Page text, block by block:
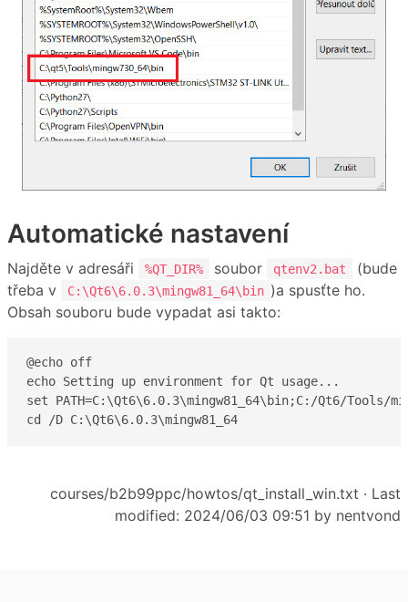
Automatické nastavení
Najděte v adresáři %QT_DIR% soubor qtenv2.bat
(bude
třeba v
C:\Qt6\6.0.3\mingw81_64\bin )a spusťte ho.
Obsah souboru bude vypadat asi takto:
@echo off
echo Setting up environment for Qt usage...
set PATH=C:\Qt6\6.0.3\mingw81_64\bin;C:/Qt6/Tools/
cd /D C:\Qt6\6.0.3\mingw81_64
courses/b2b99ppc/howtos/qt_install_win.txt · Last
modified: 2024/06/03 09:51 by nentvond